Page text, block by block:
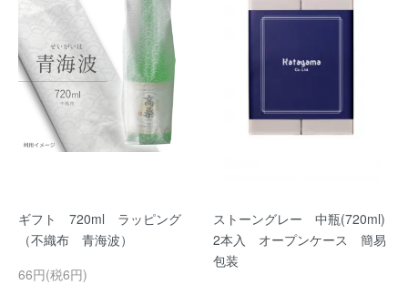
ギフト 720ml ラッピング
（不織布 青海波）
66円(税6円)
ストーングレー 中瓶(720ml)
2本入 オープンケース 簡易
包装